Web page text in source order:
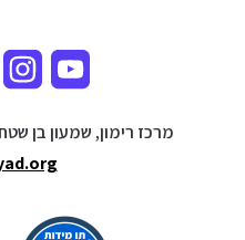
מרכז רימון, שמעון בן שטח 10, קומה 2, אלעד,